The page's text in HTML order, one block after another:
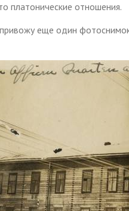
платонические отношения.
еще один